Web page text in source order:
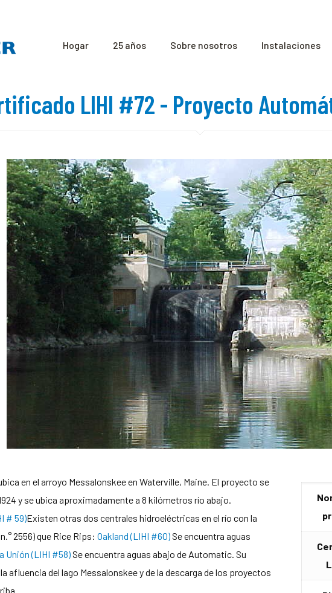
Hogar 25 años Sobre nosotros Instalaciones
LIHI #72 - Proyecto
en el arroyo Messalonskee en Waterville, Maine. El proyecto se
y se ubica aproximadamente a 8 kilómetros río abajo.
# 59)Existen otras dos centrales hidroeléctricas en el río con la
2556) que Rice Rips: Oakland (LIHI #60)Se encuentra aguas
Unión (LIHI #58)Se encuentra aguas abajo de Automatic. Su
afluencia del lago Messalonskee y de la descarga de los proyectos